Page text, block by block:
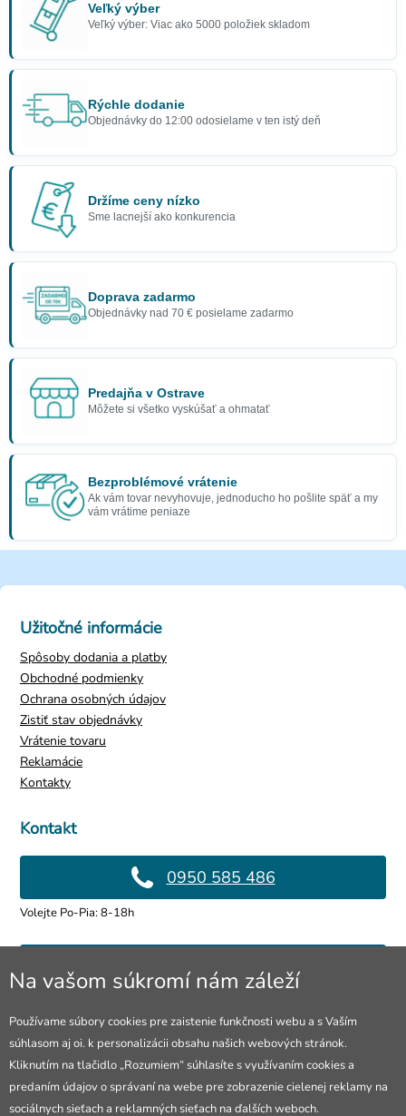
Veľký výber
Veľký výber: Viac ako 5000 položiek skladom
Rýchle dodanie
Objednávky do 12:00 odosielame v ten istý deň
Držíme ceny nízko
Sme lacnejší ako konkurencia
Doprava zadarmo
Objednávky nad 70 € posielame zadarmo
Predajňa v Ostrave
Môžete si všetko vyskúšať a ohmatať
Bezproblémové vrátenie
Ak vám tovar nevyhovuje, jednoducho ho pošlite späť a my
vám vrátime peniaze
Kontakt
0950 585 486
Volejte Po-Pia: 8-18h
info@4lol.cz
Predajňa v Ostrave
28. října 250, Ostrava
Užitočné informácie
Spôsoby dodania a platby
Obchodné podmienky
Ochrana osobných údajov
Zistiť stav objednávky
Vrátenie tovaru
Reklamácie
Kontakty
Na vašom súkromí nám záleží
Používame súbory cookies pre zaistenie funkčnosti webu a s Vaším
súhlasom aj oi. k personalizácii obsahu našich webových stránok.
Kliknutím na tlačidlo „Rozumiem“ súhlasíte s využívaním cookies a
predaním údajov o správaní na webe pre zobrazenie cielenej reklamy na
sociálnych sieťach a reklamných sieťach na ďalších weboch.